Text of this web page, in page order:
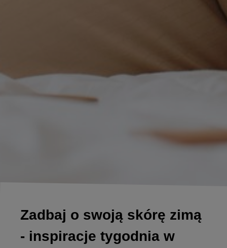
Zadbaj o swoją skórę zimą
- inspiracje tygodnia w